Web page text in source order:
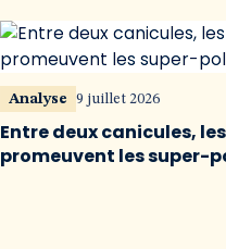
Analyse 9 juillet 2026
Entre deux canicules,
promeuvent les super-